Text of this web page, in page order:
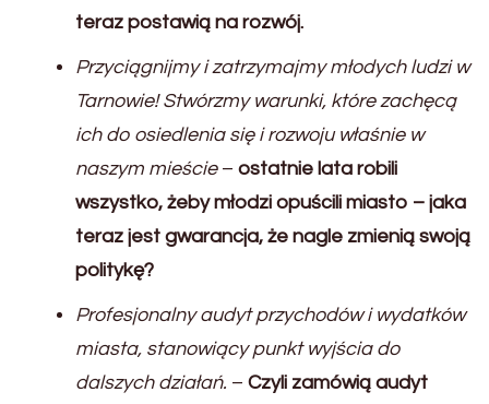
teraz postawią na rozwój.
Przyciągnijmy i zatrzymajmy młodych ludzi w
Tarnowie! Stwórzmy warunki, które zachęcą
ich do osiedlenia się i rozwoju właśnie w
naszym mieście– ostatnie lata robili
wszystko, żeby młodzi opuścili miasto – jaka
teraz jest gwarancja, że nagle zmienią swoją
politykę?
Profesjonalny audyt przychodów i wydatków
miasta, stanowiący punkt wyjścia do
dalszych działań. – Czyli zamówią audyt